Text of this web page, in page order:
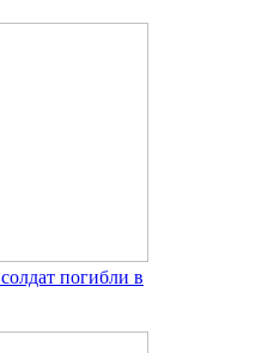
погибли в